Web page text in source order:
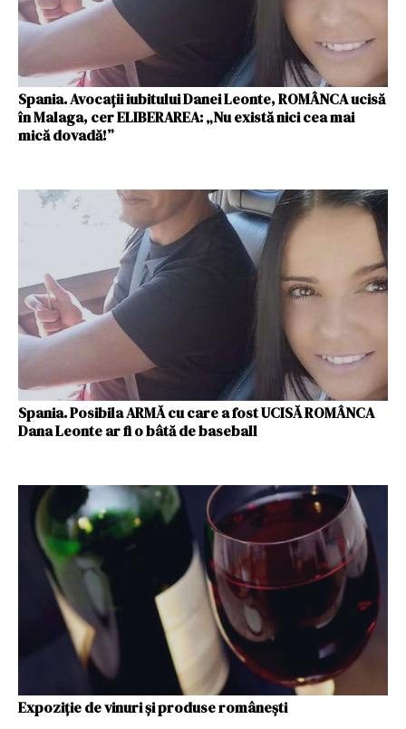
Spania. Avocații iubitului Danei Leonte, ROMÂNCA ucisă
în Malaga, cer ELIBERAREA: „Nu există nici cea mai
mică dovadă!”
Spania. Posibila ARMĂ cu care a fost UCISĂ ROMÂNCA
Dana Leonte ar fi o bâtă de baseball
Expoziție de vinuri și produse românești